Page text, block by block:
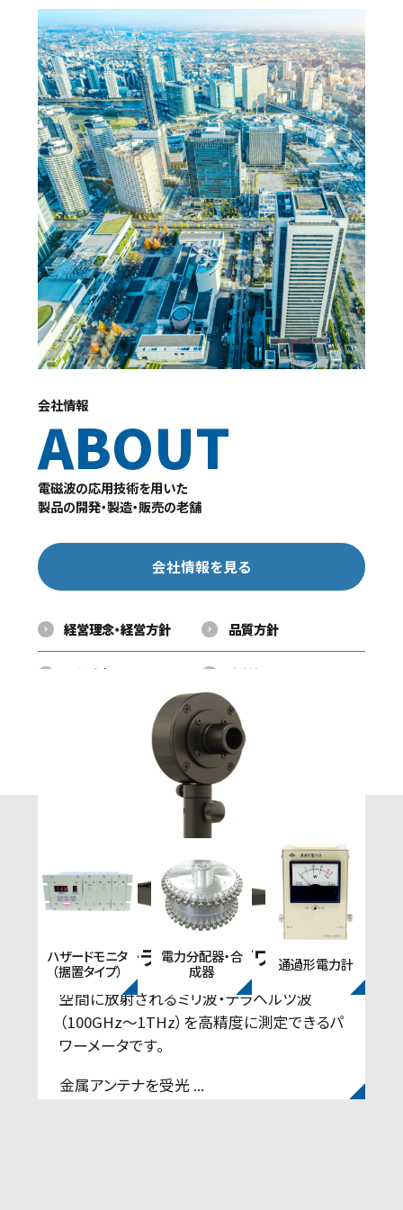
会社情報
ABOUT
電磁波の応用技術を用いた
製品の開発・製造・販売の老舗
会社情報を見る
経営理念・経営方針 品質方針
環境方針 会社概要
組織図
その他
ミリ波・テラヘルツ波パワーメータ
空間に放射されるミリ波・テラヘルツ波
（100GHz～1THz）を高精度に測定できるパ
ワーメータです。
金属アンテナを受光 ...
ハザードモニタ
（据置タイプ）
電力分配器・合
成器
通過形電力計